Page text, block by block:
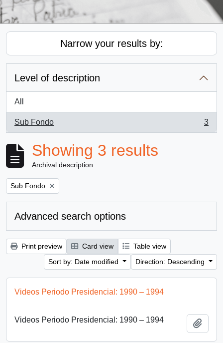
Narrow your results by:
Level of description
All
Sub Fondo
, 3 results
3
Showing 3 results
Archival description
Remove filter:
Sub Fondo
Advanced search options
Print preview Card view
Table view
Sort by: Date modified
Direction: Descending
Videos Periodo Presidencial: 1990 – 1994
Videos Periodo Presidencial: 1990 – 1994